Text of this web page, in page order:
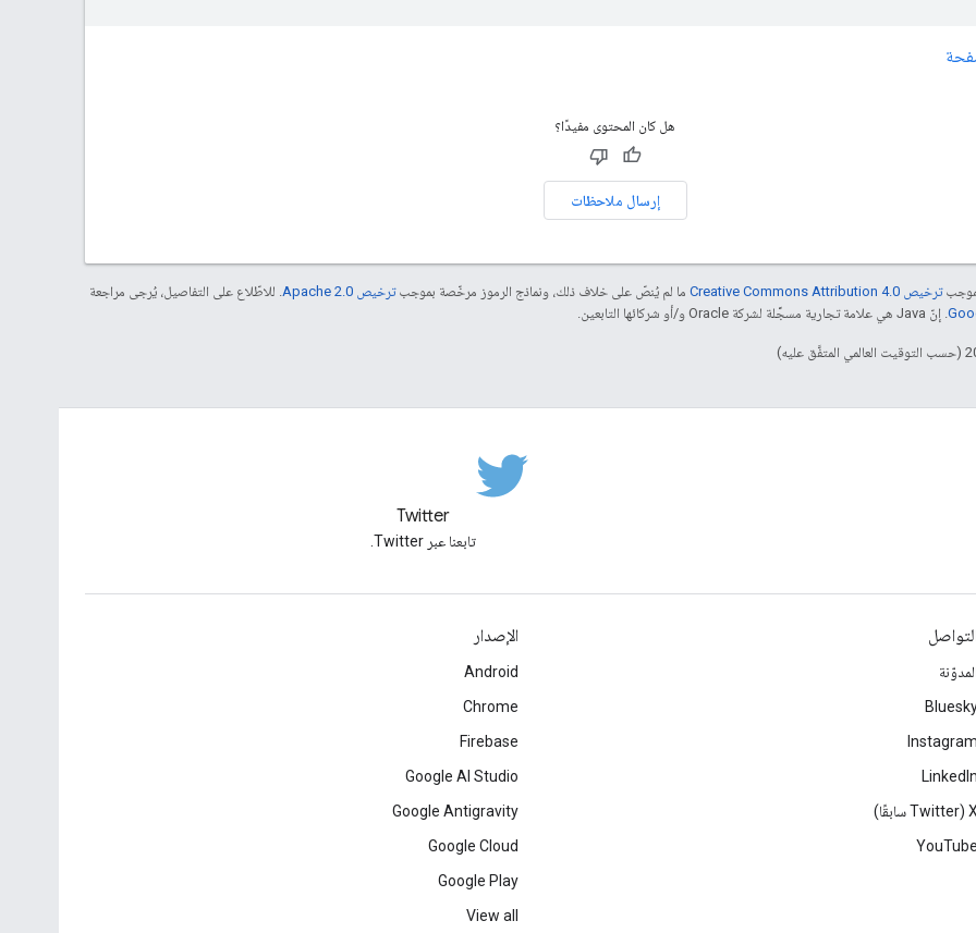
هل كان المحتوى مفيدًا؟
إرسال ملاحظات
ترخيص Creative Commons Attribution 4.0‏ ما لم يُنصّ على خلاف ذلك، ونماذج الرموز مرخّصة بموجبترخيص Apache 2.0‏
. للاطّلاع على التفاصيل، يُرجى مراجعة
. إنّ Java هي علامة تجارية مسجَّلة لشركة Oracle و/أو شركائها التابعين.
Twitter
تابعنا عبر Twitter.
التواصل
المدوّنة
Instagram
LinkedIn
‫X ‏(Twitter سابقًا)
YouTube
الإصدار
Android
Chrome
Firebase
Google AI Studio
Google Antigravity
Google Cloud
Google Play
View all